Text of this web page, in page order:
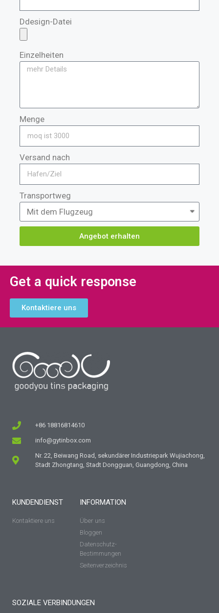
Ddesign-Datei
Einzelheiten
Menge
Versand nach
Transportweg
Angebot erhalten
Get a quick response
Kontaktiere uns
+86 18816814610
info@gytinbox.com
Nr. 22, Beiwang Road, sekundärer Industriepark Wujiachong,
Stadt Zhongtang, Stadt Dongguan, Guangdong, China
KUNDENDIENST
Kontaktiere uns
INFORMATION
Über uns
Bloggen
Datenschutz-
Bestimmungen
Seitenverzeichnis
SOZIALE VERBINDUNGEN